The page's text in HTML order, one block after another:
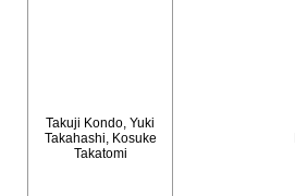
Takuji Kondo, Yuki
Takahashi, Kosuke
Takatomi